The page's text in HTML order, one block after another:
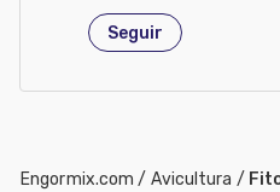
España
Seguir
Engormix.com / Avicultura /